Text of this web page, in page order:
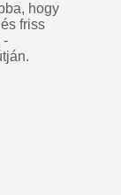
hogy
friss
-